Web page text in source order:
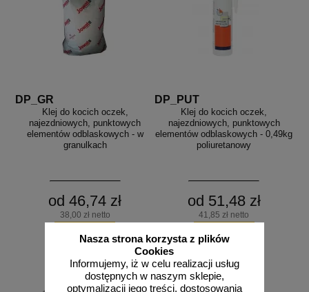
Nasza strona korzysta z plików
Cookies
Informujemy, iż w celu realizacji usług
dostępnych w naszym sklepie,
optymalizacji jego treści, dostosowania
DP_GR
Klej do kocich oczek,
najezdniowych, punktowych
elementów odblaskowych - w
granulkach
od 46,74 zł
38,00 zł netto
DP_PUT
Klej do kocich oczek,
najezdniowych, punktowych
elementów odblaskowych - 0,49kg
poliuretanowy
od 51,48 zł
41,85 zł netto